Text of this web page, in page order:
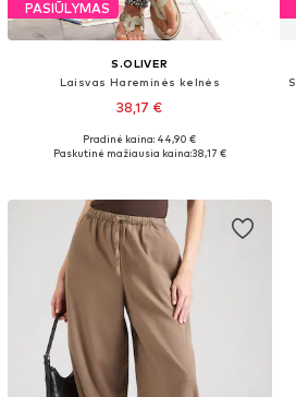
PASIŪLYMAS
S.OLIVER
Laisvas Hareminės kelnės
38,17 €
Galimi dydžiai: XXXL
Pradinė kaina: 44,90 €
Paskutinė mažiausia kaina:38,17 €